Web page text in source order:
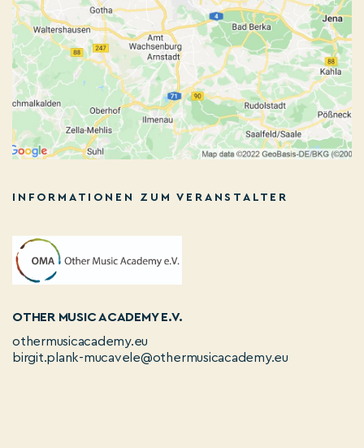
INFORMATIONEN ZUM VERANSTALTER
OTHER MUSIC ACADEMY E.V.
othermusicacademy.eu
birgit.plank-mucavele@othermusicacademy.eu